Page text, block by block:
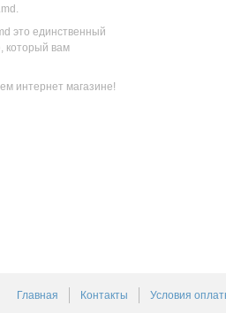
это единственный
который вам
интернет магазине!
Главная Контакты Условия